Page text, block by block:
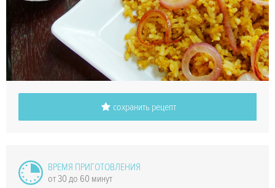
сохранить рецепт
ВРЕМЯ ПРИГОТОВЛЕНИЯ
от 30 до 60 минут